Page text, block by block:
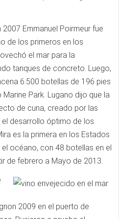
2007 Emmanuel Poirmeur fue
de los primeros en los
el mar para la
tanques de concreto. Luego,
6.500 botellas de 196 pies
Park. Lugano dijo que la
de cuna, creado por las
desarrollo óptimo de los
es la primera en los Estados
el océano, con 48 botellas en el
de febrero a Mayo de 2013.
2009 en el puerto de